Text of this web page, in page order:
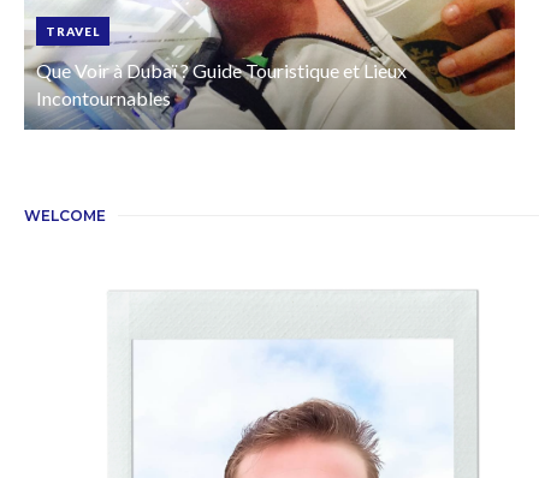
TRAVEL
Que Voir à Dubaï ? Guide Touristique et Lieux
Incontournables
WELCOME